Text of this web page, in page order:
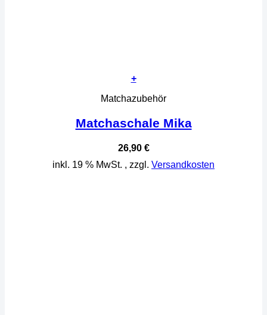
+
Matchazubehör
Matchaschale Mika
26,90 €
inkl. 19 % MwSt. , zzgl. Versandkosten